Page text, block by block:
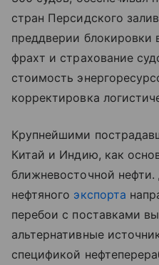
стран Персидского
преддверии блокировки
фрахт и страхование
стоимость
корректировка
Крупнейшими
Китай и Индию, как
ближневосточной
нефтяного экспорта
перебои с поставками
альтернативные
спецификой